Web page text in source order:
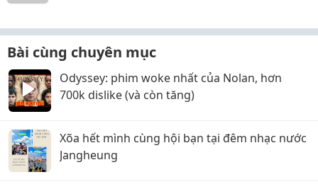
Bài cùng chuyên mục
Odyssey: phim woke nhất của Nolan, hơn
700k dislike (và còn tăng)
Xõa hết mình cùng hội bạn tại đêm nhạc nước
Jangheung